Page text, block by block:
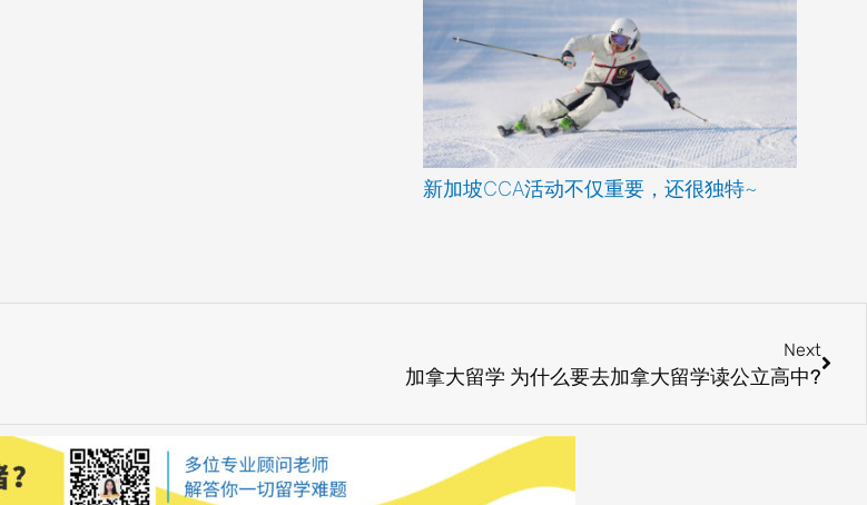
新加坡CCA活动不仅重要，还很独特~
Next
加拿大留学 为什么要去加拿大留学读公立高中?